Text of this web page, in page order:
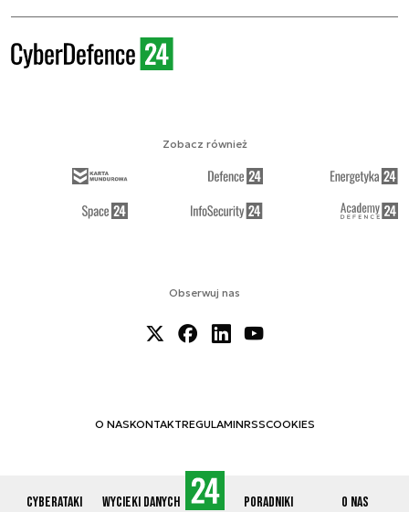
Cyberataki Wycieki danych Poradniki O nas
Obserwuj nas
O NASKONTAKTREGULAMINRSSCOOKIES
Zobacz również
© 2012-2026 CYBERDEFENCE24